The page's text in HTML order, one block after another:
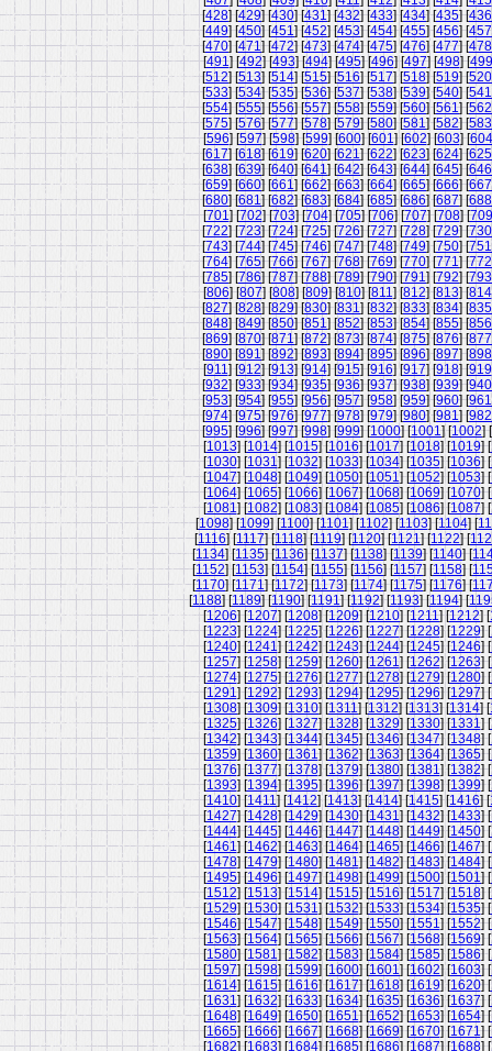
[428] [429] [430] [431] [432] [433] [434] [435] [436
[449] [450] [451] [452] [453] [454] [455] [456] [457
[470] [471] [472] [473] [474] [475] [476] [477] [478
[491] [492] [493] [494] [495] [496] [497] [498] [499
[512] [513] [514] [515] [516] [517] [518] [519] [520
[533] [534] [535] [536] [537] [538] [539] [540] [541
[554] [555] [556] [557] [558] [559] [560] [561] [562
[575] [576] [577] [578] [579] [580] [581] [582] [583
[596] [597] [598] [599] [600] [601] [602] [603] [604
[617] [618] [619] [620] [621] [622] [623] [624] [625
[638] [639] [640] [641] [642] [643] [644] [645] [646
[659] [660] [661] [662] [663] [664] [665] [666] [667
[680] [681] [682] [683] [684] [685] [686] [687] [688
[701] [702] [703] [704] [705] [706] [707] [708] [709
[722] [723] [724] [725] [726] [727] [728] [729] [730
[743] [744] [745] [746] [747] [748] [749] [750] [751
[764] [765] [766] [767] [768] [769] [770] [771] [772
[785] [786] [787] [788] [789] [790] [791] [792] [793
[806] [807] [808] [809] [810] [811] [812] [813] [814
[827] [828] [829] [830] [831] [832] [833] [834] [835
[848] [849] [850] [851] [852] [853] [854] [855] [856
[869] [870] [871] [872] [873] [874] [875] [876] [877
[890] [891] [892] [893] [894] [895] [896] [897] [898
[911] [912] [913] [914] [915] [916] [917] [918] [919
[932] [933] [934] [935] [936] [937] [938] [939] [940
[953] [954] [955] [956] [957] [958] [959] [960] [961
[974] [975] [976] [977] [978] [979] [980] [981] [982
[995] [996] [997] [998] [999] [1000] [1001] [1002] [
[1013] [1014] [1015] [1016] [1017] [1018] [1019] [
[1030] [1031] [1032] [1033] [1034] [1035] [1036] [
[1047] [1048] [1049] [1050] [1051] [1052] [1053] [
[1064] [1065] [1066] [1067] [1068] [1069] [1070] [
[1081] [1082] [1083] [1084] [1085] [1086] [1087] [
[1098] [1099] [1100] [1101] [1102] [1103] [1104] [
[1116] [1117] [1118] [1119] [1120] [1121] [1122] [
[1134] [1135] [1136] [1137] [1138] [1139] [1140] [
[1152] [1153] [1154] [1155] [1156] [1157] [1158] [
[1170] [1171] [1172] [1173] [1174] [1175] [1176] [
[1188] [1189] [1190] [1191] [1192] [1193] [1194] [
[1206] [1207] [1208] [1209] [1210] [1211] [1212] [
[1223] [1224] [1225] [1226] [1227] [1228] [1229] [
[1240] [1241] [1242] [1243] [1244] [1245] [1246] [
[1257] [1258] [1259] [1260] [1261] [1262] [1263] [
[1274] [1275] [1276] [1277] [1278] [1279] [1280] [
[1291] [1292] [1293] [1294] [1295] [1296] [1297] [
[1308] [1309] [1310] [1311] [1312] [1313] [1314] [
[1325] [1326] [1327] [1328] [1329] [1330] [1331] [
[1342] [1343] [1344] [1345] [1346] [1347] [1348] [
[1359] [1360] [1361] [1362] [1363] [1364] [1365] [
[1376] [1377] [1378] [1379] [1380] [1381] [1382] [
[1393] [1394] [1395] [1396] [1397] [1398] [1399] [
[1410] [1411] [1412] [1413] [1414] [1415] [1416] [
[1427] [1428] [1429] [1430] [1431] [1432] [1433] [
[1444] [1445] [1446] [1447] [1448] [1449] [1450] [
[1461] [1462] [1463] [1464] [1465] [1466] [1467] [
[1478] [1479] [1480] [1481] [1482] [1483] [1484] [
[1495] [1496] [1497] [1498] [1499] [1500] [1501] [
[1512] [1513] [1514] [1515] [1516] [1517] [1518] [
[1529] [1530] [1531] [1532] [1533] [1534] [1535] [
[1546] [1547] [1548] [1549] [1550] [1551] [1552] [
[1563] [1564] [1565] [1566] [1567] [1568] [1569] [
[1580] [1581] [1582] [1583] [1584] [1585] [1586] [
[1597] [1598] [1599] [1600] [1601] [1602] [1603] [
[1614] [1615] [1616] [1617] [1618] [1619] [1620] [
[1631] [1632] [1633] [1634] [1635] [1636] [1637] [
[1648] [1649] [1650] [1651] [1652] [1653] [1654] [
[1665] [1666] [1667] [1668] [1669] [1670] [1671] [
[1682] [1683] [1684] [1685] [1686] [1687] [1688] [